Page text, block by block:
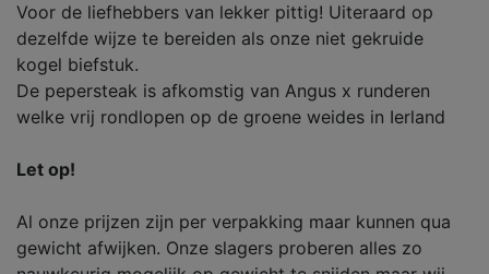
Voor de liefhebbers van lekker pittig! Uiteraard op
dezelfde wijze te bereiden als onze niet gekruide
kogel biefstuk.
De pepersteak is afkomstig van Angus x runderen
welke vrij rondlopen op de groene weides in Ierland
Let op!
Al onze prijzen zijn per verpakking maar kunnen qua
gewicht afwijken. Onze slagers proberen alles zo